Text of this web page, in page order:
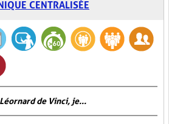
CENTRALISÉE
de Vinci, je...